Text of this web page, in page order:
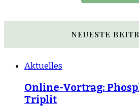
NEUESTE
Aktuelles
Online-Vortrag:
Triplit